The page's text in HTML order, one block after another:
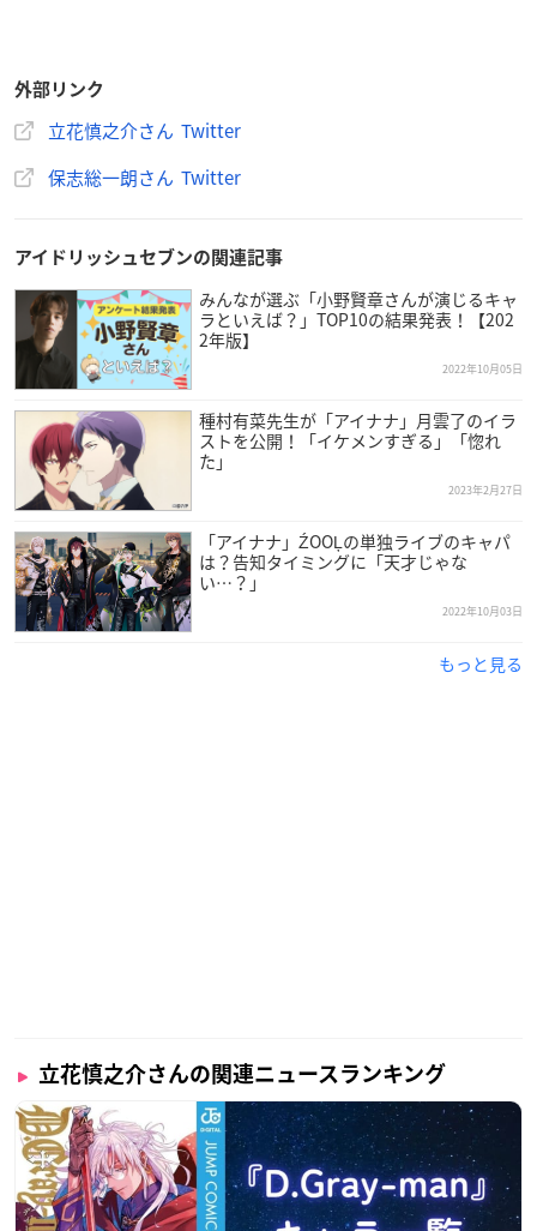
外部リンク
立花慎之介さん Twitter
保志総一朗さん Twitter
アイドリッシュセブンの関連記事
みんなが選ぶ「小野賢章さんが演じるキャ
ラといえば？」TOP10の結果発表！【202
2年版】
2022年10月05日
種村有菜先生が「アイナナ」月雲了のイラ
ストを公開！「イケメンすぎる」「惚れ
た」
2023年2月27日
「アイナナ」ŹOOĻの単独ライブのキャパ
は？告知タイミングに「天才じゃな
い…？」
2022年10月03日
もっと見る
立花慎之介さんの関連ニュースランキング